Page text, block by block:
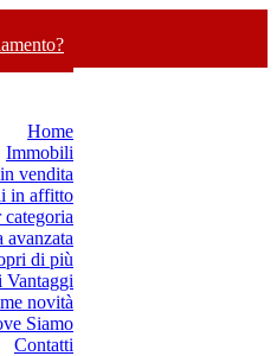
Home
Immobili
vendita
in affitto
categoria
avanzata
di più
Vantaggi
novità
Siamo
Contatti